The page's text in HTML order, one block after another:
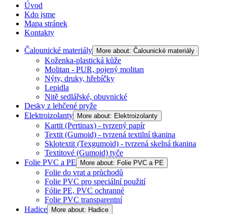
Úvod
Kdo jsme
Mapa stránek
Kontakty
Čalounické materiály More about: Čalounické materiály
Koženka-plastická kůže
Molitan - PUR, pojený molitan
Nýty, druky, hřebíčky
Lepidla
Nitě sedlářské, obuvnické
Desky z lehčené pryže
Elektroizolanty More about: Elektroizolanty
Kartit (Pertinax) - tvrzený papír
Textit (Gumoid) - tvrzená textilní tkanina
Sklotextit (Texgumoid) - tvrzená skelná tkanina
Textitové (Gumoid) tyče
Folie PVC a PE
More about: Folie PVC a PE
Folie do vrat a průchodů
Folie PVC pro speciální použití
Fólie PE, PVC ochranné
Folie PVC transparentní
Hadice More about: Hadice